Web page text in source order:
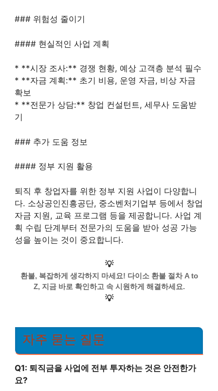
### 위험성 줄이기
#### 현실적인 사업 계획
* **시장 조사:** 경쟁 현황, 예상 고객층 분석 필수
* **자금 계획:** 초기 비용, 운영 자금, 비상 자금
확보
* **전문가 상담:** 창업 컨설턴트, 세무사 도움받
기
### 추가 도움 정보
#### 정부 지원 활용
퇴직 후 창업자를 위한 정부 지원 사업이 다양합니
다. 소상공인진흥공단, 중소벤처기업부 등에서 창업
자금 지원, 교육 프로그램 등을 제공합니다. 사업 계
획 수립 단계부터 전문가의 도움을 받아 성공 가능
성을 높이는 것이 중요합니다.
💡
환불, 복잡하게 생각하지 마세요! 다이소 환불 절차 A to
Z, 지금 바로 확인하고 속 시원하게 해결하세요.
💡
자주 묻는 질문
Q1: 퇴직금을 사업에 전부 투자하는 것은 안전한가
요?